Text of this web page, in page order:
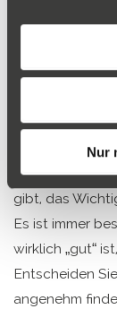
die Auswahl
Nur
Entscheiden
nämlich reizen
Parfüm kann
Flecken auf
Auch wenn es
gibt, das
Es ist immer
wirklich „gut“
Entscheiden
angenehm